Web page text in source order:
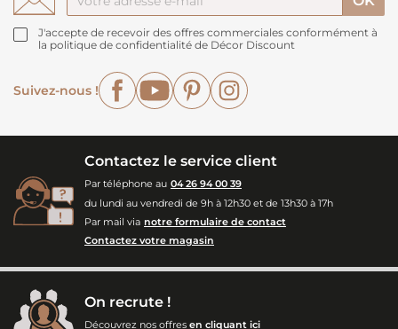
J'accepte de recevoir des offres commerciales conformément à
la politique de confidentialité de Décor Discount
Suivez-nous !
FacebookYouTubePinterest
Contactez le service client
Par téléphone au 04 26 94 00 39
du lundi au vendredi de 9h à 12h30 et de 13h30 à 17h
Par mail via notre formulaire de contact
Contactez votre magasin
On recrute !
Découvrez nos offres en cliquant ici